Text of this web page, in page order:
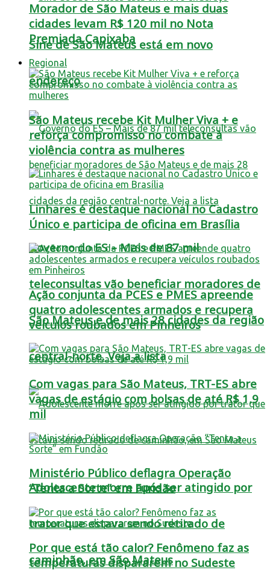
Sine de São Mateus está em novo
endereço
Governo do ES – Mais de 87 mil
teleconsultas vão beneficiar moradores de
São Mateus e de mais 28 cidades da região
central-norte. Veja a lista
Adolescente morre após ser atingido por
trator que estava sendo retirado de
caminhão, em São Mateus
Morador de São Mateus e mais duas
cidades levam R$ 120 mil no Nota
Premiada Capixaba
Regional
São Mateus recebe Kit Mulher Viva + e
reforça compromisso no combate à
violência contra as mulheres
Linhares é destaque nacional no Cadastro
Único e participa de oficina em Brasília
Ação conjunta da PCES e PMES apreende
quatro adolescentes armados e recupera
veículos roubados em Pinheiros
Com vagas para São Mateus, TRT-ES abre
vagas de estágio com bolsas de até R$ 1,9
mil
Ministério Público deflagra Operação
“Tenta a Sorte” em Fundão
Por que está tão calor? Fenômeno faz as
temperaturas dispararem no Sudeste